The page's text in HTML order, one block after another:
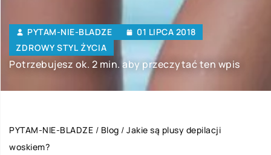
PYTAM-NIE-BLADZE
01 LIPCA 2018
ZDROWY STYL ŻYCIA
Potrzebujesz ok. 2 min. aby przeczytać ten wpis
PYTAM-NIE-BLADZE / Blog / Jakie są plusy depilacji
woskiem?